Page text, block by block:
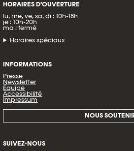
HORAIRES D’OUVERTURE
lu, me, ve, sa, di : 10h-18h
je : 10h-20h
ma : fermé
Horaires spéciaux
INFORMATIONS
Presse
Newsletter
Équipe
Accessibilité
Impressum
NOUS
SUIVEZ-NOUS